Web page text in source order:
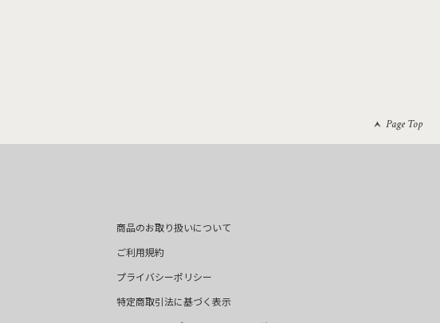
Page Top
商品のお取り扱いについて
ご利用規約
プライバシーポリシー
特定商取引法に基づく表示